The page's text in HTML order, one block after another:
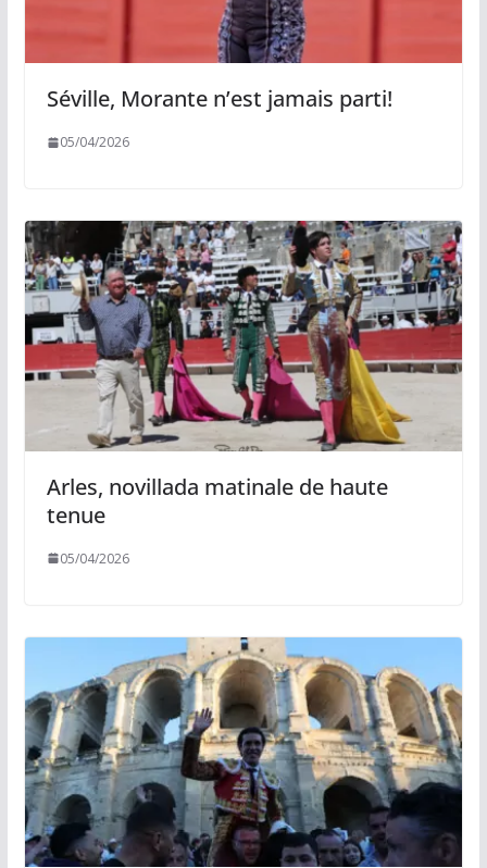
Séville, Morante n’est jamais parti!
05/04/2026
Arles, novillada matinale de haute
tenue
05/04/2026